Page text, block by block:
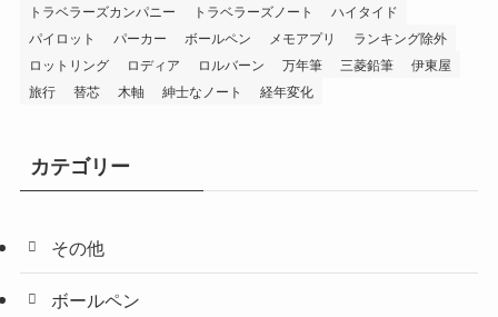
トラベラーズカンパニー
トラベラーズノート
ハイタイド
パイロット
パーカー ボールペン メモアプリ
ランキング除外
ロットリング
ロディア ロルバーン 万年筆 三菱鉛筆
伊東屋
旅行
替芯 木軸 紳士なノート 経年変化
カテゴリー
その他
ボールペン